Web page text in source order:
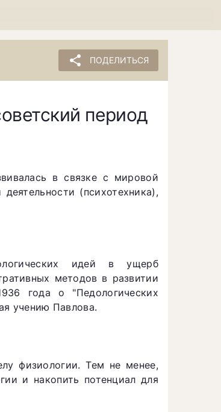
share ПОДЕЛИТЬСЯ
период
в связке с мировой
(психотехника),
идей в ущерб
методов в развитии
года о "Педологических
учению Павлова.
физиологии. Тем не менее,
и накопить потенциал для